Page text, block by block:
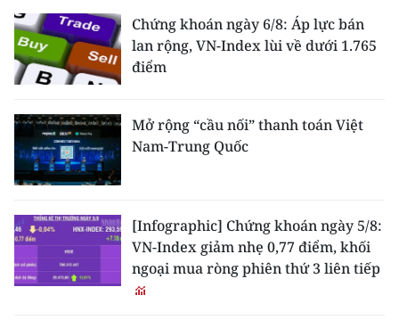
Chứng khoán ngày 6/8: Áp lực bán
lan rộng, VN-Index lùi về dưới 1.765
điểm
Mở rộng “cầu nối” thanh toán Việt
Nam-Trung Quốc
[Infographic] Chứng khoán ngày 5/8:
VN-Index giảm nhẹ 0,77 điểm, khối
ngoại mua ròng phiên thứ 3 liên tiếp